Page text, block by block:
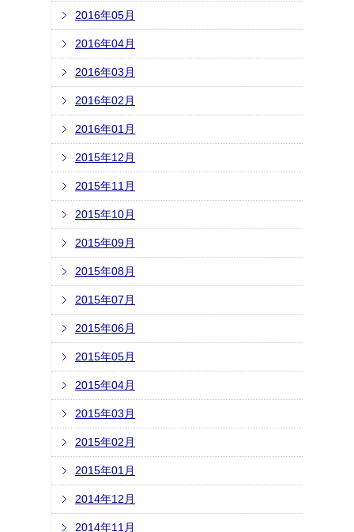
2016年05月
2016年04月
2016年03月
2016年02月
2016年01月
2015年12月
2015年11月
2015年10月
2015年09月
2015年08月
2015年07月
2015年06月
2015年05月
2015年04月
2015年03月
2015年02月
2015年01月
2014年12月
2014年11月